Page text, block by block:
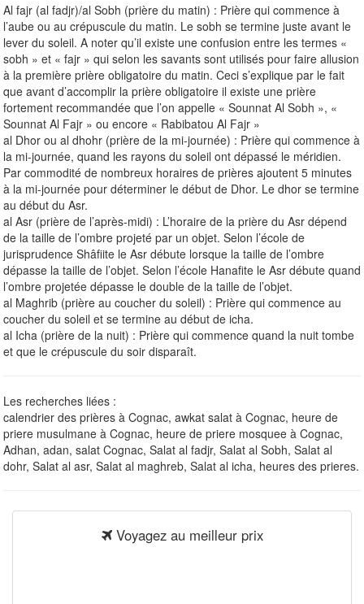
Al fajr (al fadjr)/al Sobh (prière du matin) : Prière qui commence à
l’aube ou au crépuscule du matin. Le sobh se termine juste avant le
lever du soleil. A noter qu’il existe une confusion entre les termes «
sobh » et « fajr » qui selon les savants sont utilisés pour faire allusion
à la première prière obligatoire du matin. Ceci s’explique par le fait
que avant d’accomplir la prière obligatoire il existe une prière
fortement recommandée que l’on appelle « Sounnat Al Sobh », «
Sounnat Al Fajr » ou encore « Rabibatou Al Fajr »
al Dhor ou al dhohr (prière de la mi-journée) : Prière qui commence à
la mi-journée, quand les rayons du soleil ont dépassé le méridien.
Par commodité de nombreux horaires de prières ajoutent 5 minutes
à la mi-journée pour déterminer le début de Dhor. Le dhor se termine
au début du Asr.
al Asr (prière de l’après-midi) : L’horaire de la prière du Asr dépend
de la taille de l’ombre projeté par un objet. Selon l’école de
jurisprudence Shâfiite le Asr débute lorsque la taille de l’ombre
dépasse la taille de l’objet. Selon l’école Hanafite le Asr débute quand
l’ombre projetée dépasse le double de la taille de l’objet.
al Maghrib (prière au coucher du soleil) : Prière qui commence au
coucher du soleil et se termine au début de icha.
al Icha (prière de la nuit) : Prière qui commence quand la nuit tombe
et que le crépuscule du soir disparaît.
Les recherches liées :
calendrier des prières à Cognac, awkat salat à Cognac, heure de
priere musulmane à Cognac, heure de priere mosquee à Cognac,
Adhan, adan, salat Cognac, Salat al fadjr, Salat al Sobh, Salat al
dohr, Salat al asr, Salat al maghreb, Salat al icha, heures des prieres.
Voyagez au meilleur prix